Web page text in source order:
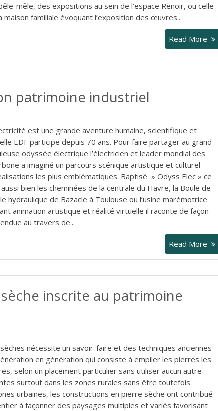
mêle, des expositions au sein de l’espace Renoir, ou celle
maison familiale évoquant l’exposition des œuvres...
Read More
patrimoine industriel
est une grande aventure humaine, scientifique et
EDF participe depuis 70 ans. Pour faire partager au grand
odyssée électrique l’électricien et leader mondial des
a imaginé un parcours scénique artistique et culturel
les plus emblématiques. Baptisé » Odyss Elec » ce
bien les cheminées de la centrale du Havre, la Boule de
hydraulique de Bazacle à Toulouse ou l’usine marémotrice
animation artistique et réalité virtuelle il raconte de façon
au travers de...
Read More
inscrite au patrimoine
nécessite un savoir-faire et des techniques anciennes
en génération qui consiste à empiler les pierres les
selon un placement particulier sans utiliser aucun autre
surtout dans les zones rurales sans être toutefois
urbaines, les constructions en pierre sèche ont contribué
à façonner des paysages multiples et variés favorisant